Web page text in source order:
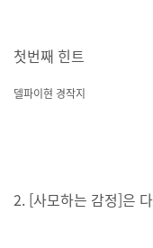
첫번째 힌트
델파이현 경작지
2. [사모하는 감정]은